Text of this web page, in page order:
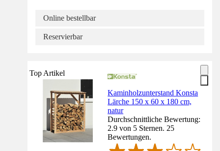
Online bestellbar
Reservierbar
Top Artikel
Kaminholzunterstand Konsta
Lärche 150 x 60 x 180 cm,
natur
Durchschnittliche Bewertung:
2.9 von 5 Sternen. 25
Bewertungen.